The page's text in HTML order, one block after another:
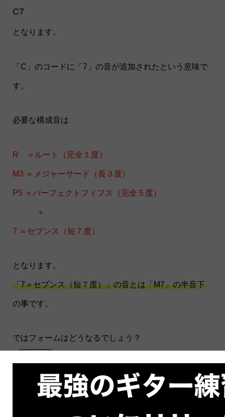
C7
となります。
「C」のコードに「7」の音が追加されたという意味で
す。
必要な構成音は
R ＝ルート（完全１度）
M3 ＝メジャーサード（長３度）
P5 ＝パーフェクトフィフス（完全５度）
＋
7 ＝セブンス（短７度）
となります。
「7＝セブンス（短７度）」の音とは「M7」の半音下
の事です。
ではフォームはどうなるでしょう？